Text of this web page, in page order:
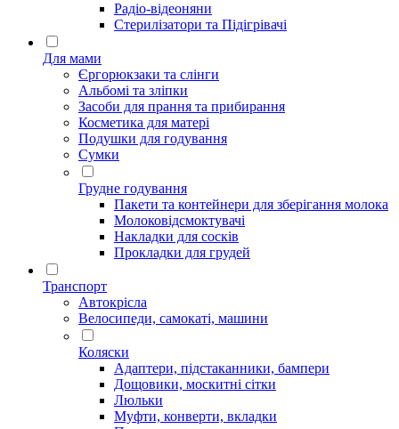
Радіо-відеоняни
Стерилізатори та Підігрівачі
Для мами
Єргорюкзаки та слінги
Альбомі та зліпки
Засоби для прання та прибирання
Косметика для матері
Подушки для годування
Сумки
Грудне годування
Пакети та контейнери для зберігання молока
Молоковідсмоктувачі
Накладки для сосків
Прокладки для грудей
Транспорт
Автокрісла
Велосипеди, самокаті, машини
Коляски
Адаптери, підстаканники, бампери
Дощовики, москитні сітки
Люльки
Муфти, конверти, вкладки